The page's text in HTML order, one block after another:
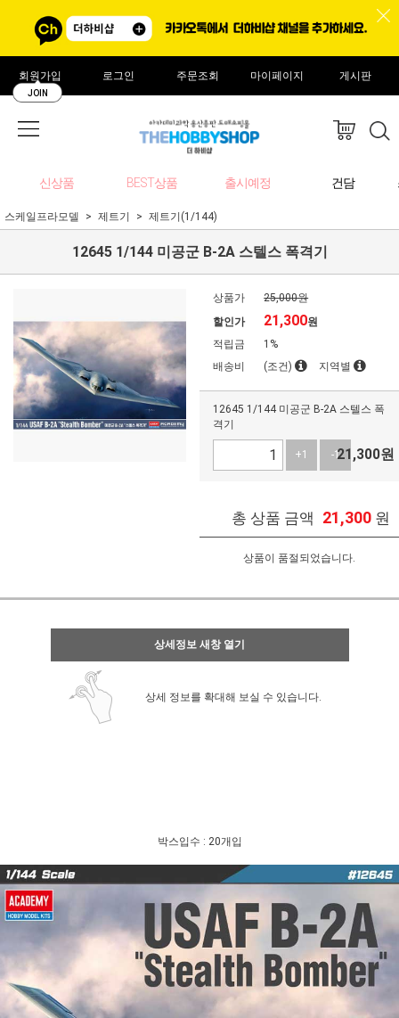
회원가입
JOIN
로그인 주문조회 마이페이지 게시판
신상품 BEST상품 출시예정 건담
스케일프라모델 제트기 제트기(1/144)
12645 1/144 미공군 B-2A 스텔스 폭격기
상품가
25,000원
할인가
21,300원
적립금
1%
배송비
(조건) 지역별
12645 1/144 미공군 B-2A 스텔스 폭
격기
+1 -121,300원
총 상품 금액 21,300 원
상품이 품절되었습니다.
상세정보 새창 열기
상세 정보를 확대해 보실 수 있습니다.
박스입수 : 20개입